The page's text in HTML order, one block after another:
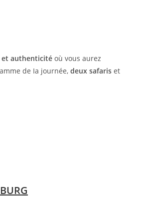
et authenticitéoù vous aurez
de Ia journée, deux safariset